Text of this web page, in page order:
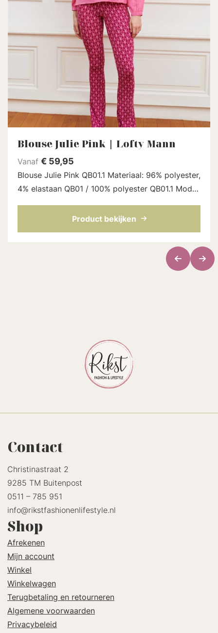
Blouse Julie Pink | Lofty Mann
Vanaf € 59,95
Blouse Julie Pink QB01.1 Materiaal: 96% polyester,
4% elastaan QB01 / 100% polyester QB01.1 Model
blouse: 62 cm bij maat S ...
Product bekijken
Contact
Christinastraat 2
9285 TM Buitenpost
0511 – 785 951
info@rikstfashionenlifestyle.nl
Shop
Afrekenen
Mijn account
Winkel
Winkelwagen
Terugbetaling en retourneren
Algemene voorwaarden
Privacybeleid